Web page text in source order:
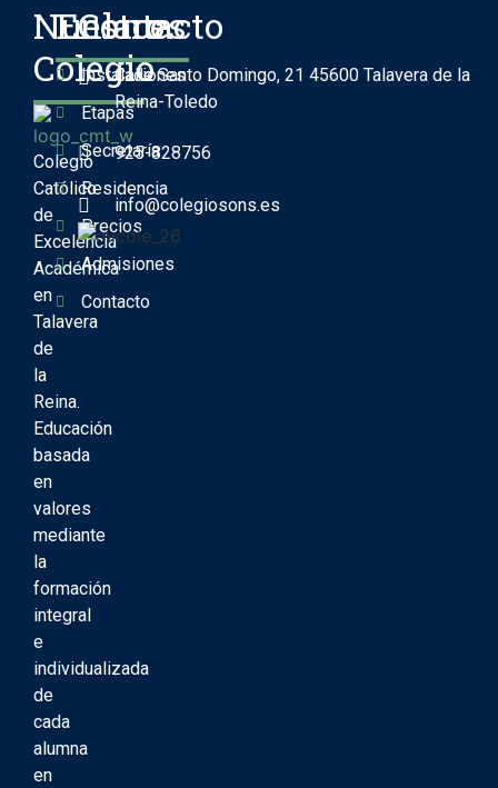
Nuestro
Colegio
Colegio
Católico
de
Excelencia
Académica
en
Talavera
de
la
Reina.
Educación
basada
en
valores
mediante
la
formación
integral
e
individualizada
de
cada
alumna
en
Enlaces
Instalaciones
Etapas
Secretaría
Residencia
Precios
Admisiones
Contacto
Contacto
Calle Santo Domingo, 21 45600 Talavera de la
Reina-Toledo
925-828756
info@colegiosons.es